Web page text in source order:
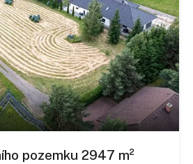
pozemku 2947 m²